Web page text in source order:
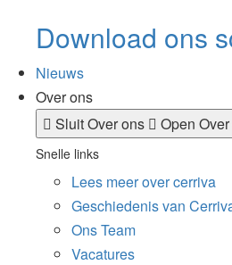
Download ons
Nieuws
Over ons
Sluit Over ons
Open
Snelle links
Lees meer over cerriva
Geschiedenis van
Ons Team
Vacatures